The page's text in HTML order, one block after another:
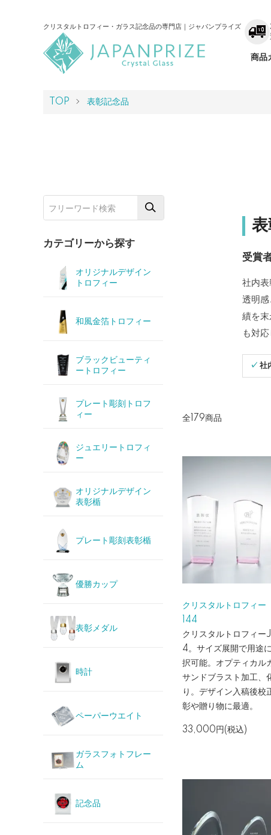
クリスタルトロフィー・ガラス記念品の専門店｜ジャパンプライズ
商品
TOP 表彰記念品
受賞
社内
透明
績を
も対
✓
全179商品
クリスタルトロフィ
144
クリスタルトロフィ
4。サイズ展開で用途
択可能。オプティカル
サンドブラスト加工、
り。デザイン入稿後校
彰や贈り物に最適。
33,000円(税込)
カテゴリーから探す
オリジナルデザイン
トロフィー
和風金箔トロフィー
ブラックビューティ
ートロフィー
プレート彫刻トロフ
ィー
ジュエリートロフィ
ー
オリジナルデザイン
表彰楯
プレート彫刻表彰楯
優勝カップ
表彰メダル
時計
ペーパーウエイト
ガラスフォトフレー
ム
記念品